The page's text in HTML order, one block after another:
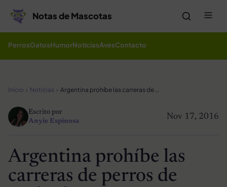
Notas de Mascotas
PerrosGatosHumorNoticiasAvesContacto
Inicio Noticias Argentina prohíbe las carreras de perros de cualquier raza
Nov 17, 2016
Escrito por
Anyie Espinosa
Argentina prohíbe las
carreras de perros de